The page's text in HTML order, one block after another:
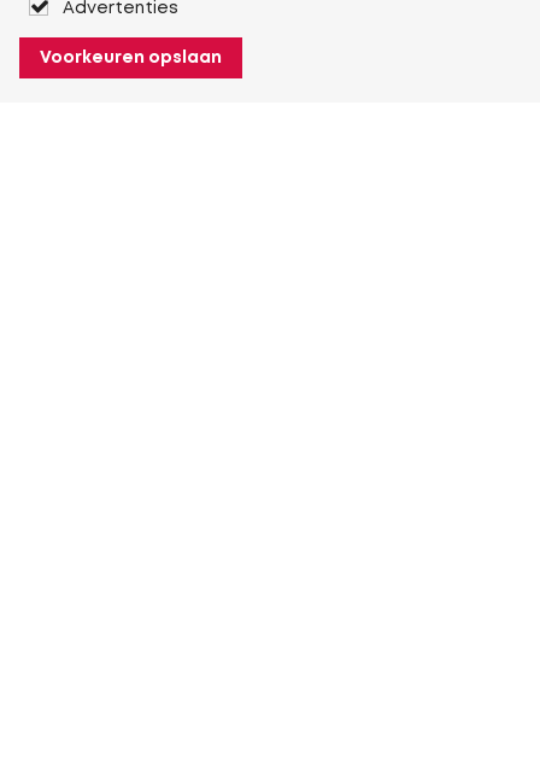
Advertenties
Voorkeuren opslaan